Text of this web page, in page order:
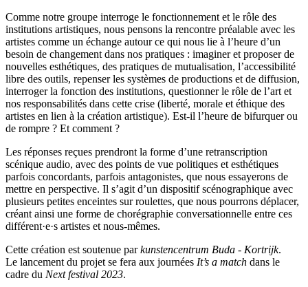
Comme notre groupe interroge le fonctionnement et le rôle des
institutions artistiques, nous pensons la rencontre préalable avec les
artistes comme un échange autour ce qui nous lie à l’heure d’un
besoin de changement dans nos pratiques : imaginer et proposer de
nouvelles esthétiques, des pratiques de mutualisation, l’accessibilité
libre des outils, repenser les systèmes de productions et de diffusion,
interroger la fonction des institutions, questionner le rôle de l’art et
nos responsabilités dans cette crise (liberté, morale et éthique des
artistes en lien à la création artistique). Est-il l’heure de bifurquer ou
de rompre ? Et comment ?
Les réponses reçues prendront la forme d’une retranscription
scénique audio, avec des points de vue politiques et esthétiques
parfois concordants, parfois antagonistes, que nous essayerons de
mettre en perspective. Il s’agit d’un dispositif scénographique avec
plusieurs petites enceintes sur roulettes, que nous pourrons déplacer,
créant ainsi une forme de chorégraphie conversationnelle entre ces
différent·e·s artistes et nous-mêmes.
Cette création est soutenue parkunstencentrum Buda - Kortrijk.
Le lancement du projet se fera aux journées It’s a match dans le
cadre du Next festival 2023.